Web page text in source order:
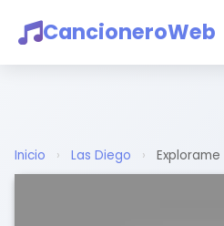
CancioneroWeb
Inicio › Las Diego › Explorame